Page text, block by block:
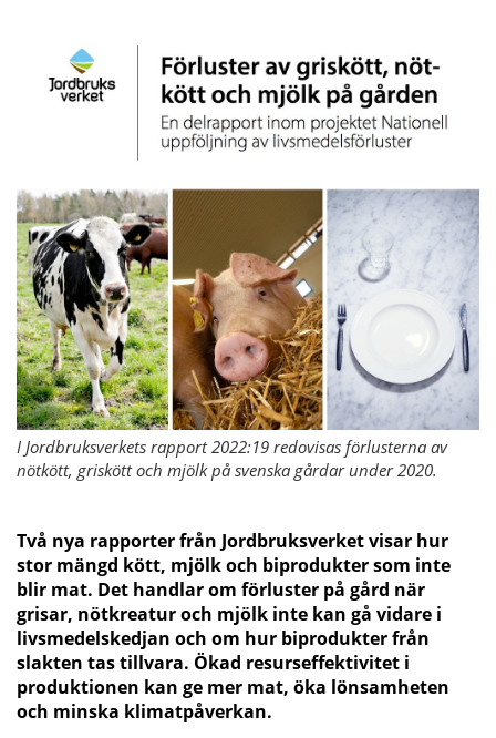
I Jordbruksverkets rapport 2022:19 redovisas förlusterna av
nötkött, griskött och mjölk på svenska gårdar under 2020.
Två nya rapporter från Jordbruksverket visar hur
stor mängd kött, mjölk och biprodukter som inte
blir mat. Det handlar om förluster på gård när
grisar, nötkreatur och mjölk inte kan gå vidare i
livsmedelskedjan och om hur biprodukter från
slakten tas tillvara. Ökad resurseffektivitet i
produktionen kan ge mer mat, öka lönsamheten
och minska klimatpåverkan.